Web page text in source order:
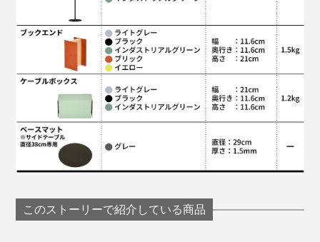
このストーリーで紹介している商品